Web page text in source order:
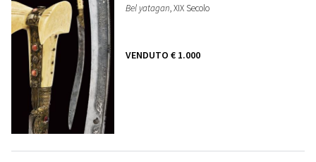
Bel yatagan, XIX Secolo
VENDUTO € 1.000